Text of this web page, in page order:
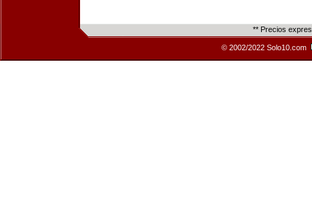
** Precios
© 2002/2022 Solo10.com